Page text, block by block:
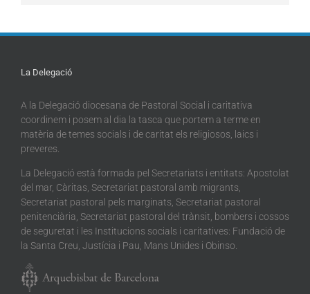
La Delegació
A la Delegació diocesana de Pastoral Social i caritativa
coordinem i posem al dia la tasca que portem a terme en
matèria de temes socials i de caritat els religiosos, laics i
preveres.
La Delegació està formada pel Secretariats i entitats: Apostolat
del mar, Càritas, Secretariat pastoral amb migrants,
Secretariat pastoral pels marginats, Secretariat pastoral
penitenciària, Secretariat pastoral del trànsit, bombers i cossos
de seguretat i les Institucions socials i caritatives: Fundació de
la Santa Creu, Justícia i Pau, Mans Unides i Obinso.